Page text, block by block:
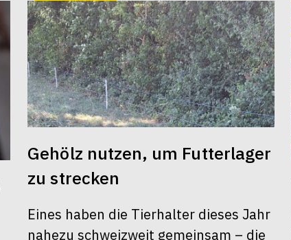
Gehölz nutzen, um Futterlager
zu strecken
Eines haben die Tierhalter dieses Jahr
nahezu schweizweit gemeinsam – die